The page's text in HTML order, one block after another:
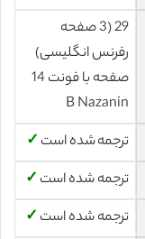
29 (3 صفحه
رفرنس انگلیسی)
صفحه با فونت 14
B Nazanin
ترجمه شده است ✓
ترجمه شده است ✓
ترجمه شده است ✓